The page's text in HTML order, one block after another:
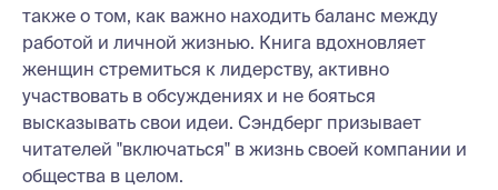
также о том, как важно находить баланс между
работой и личной жизнью. Книга вдохновляет
женщин стремиться к лидерству, активно
участвовать в обсуждениях и не бояться
высказывать свои идеи. Сэндберг призывает
читателей "включаться" в жизнь своей компании и
общества в целом.